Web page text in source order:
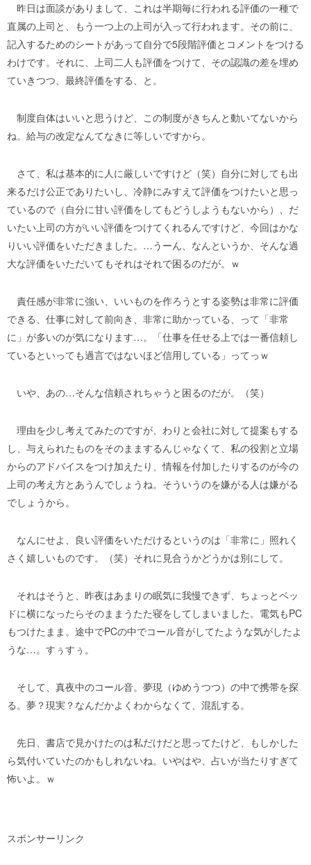
昨日は面談がありまして、これは半期毎に行われる評価の一種で
直属の上司と、もう一つ上の上司が入って行われます。その前に、
記入するためのシートがあって自分で5段階評価とコメントをつける
わけです。それに、上司二人も評価をつけて、その認識の差を埋め
ていきつつ、最終評価をする、と。
制度自体はいいと思うけど、この制度がきちんと動いてないから
ね。給与の改定なんてなきに等しいですから。
さて、私は基本的に人に厳しいですけど（笑）自分に対しても出
来るだけ公正でありたいし、冷静にみすえて評価をつけたいと思っ
ているので（自分に甘い評価をしてもどうしようもないから）、だ
いたい上司の方がいい評価をつけてくれるんですけど、今回はかな
りいい評価をいただきました。…うーん、なんというか、そんな過
大な評価をいただいてもそれはそれで困るのだが。ｗ
責任感が非常に強い、いいものを作ろうとする姿勢は非常に評価
できる、仕事に対して前向き、非常に助かっている、って「非常
に」が多いのが気になります…。「仕事を任せる上では一番信頼し
ているといっても過言ではないほど信用している」ってっｗ
いや、あの…そんな信頼されちゃうと困るのだが。（笑）
理由を少し考えてみたのですが、わりと会社に対して提案もする
し、与えられたものをそのままするんじゃなくて、私の役割と立場
からのアドバイスをつけ加えたり、情報を付加したりするのが今の
上司の考え方とあうんでしょうね。そういうのを嫌がる人は嫌がる
でしょうから。
なんにせよ、良い評価をいただけるというのは「非常に」照れく
さく嬉しいものです。（笑）それに見合うかどうかは別にして。
それはそうと、昨夜はあまりの眠気に我慢できず、ちょっとベッ
ドに横になったらそのままうたた寝をしてしまいました。電気もPC
もつけたまま。途中でPCの中でコール音がしてたような気がしたよ
うな…。すぅすぅ。
そして、真夜中のコール音。夢現（ゆめうつつ）の中で携帯を探
る。夢？現実？なんだかよくわからなくて、混乱する。
先日、書店で見かけたのは私だけだと思ってたけど、もしかした
ら気付いていたのかもしれないね。いやはや、占いが当たりすぎて
怖いよ。ｗ
スポンサーリンク